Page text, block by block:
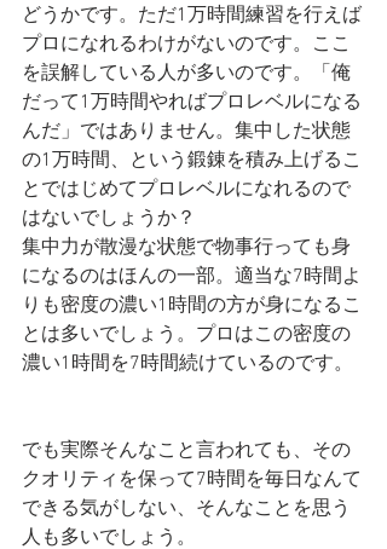
どうかです。ただ1万時間練習を行えば
プロになれるわけがないのです。ここ
を誤解している人が多いのです。「俺
だって1万時間やればプロレベルになる
んだ」ではありません。集中した状態
の1万時間、という鍛錬を積み上げるこ
とではじめてプロレベルになれるので
はないでしょうか？
集中力が散漫な状態で物事行っても身
になるのはほんの一部。適当な7時間よ
りも密度の濃い1時間の方が身になるこ
とは多いでしょう。プロはこの密度の
濃い1時間を7時間続けているのです。
でも実際そんなこと言われても、その
クオリティを保って7時間を毎日なんて
できる気がしない、そんなことを思う
人も多いでしょう。